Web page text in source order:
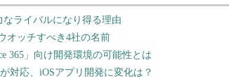
なライバルになり得る理由
オッチすべき4社の名前
365」向け開発環境の可能性とは
対応、iOSアプリ開発に変化は？